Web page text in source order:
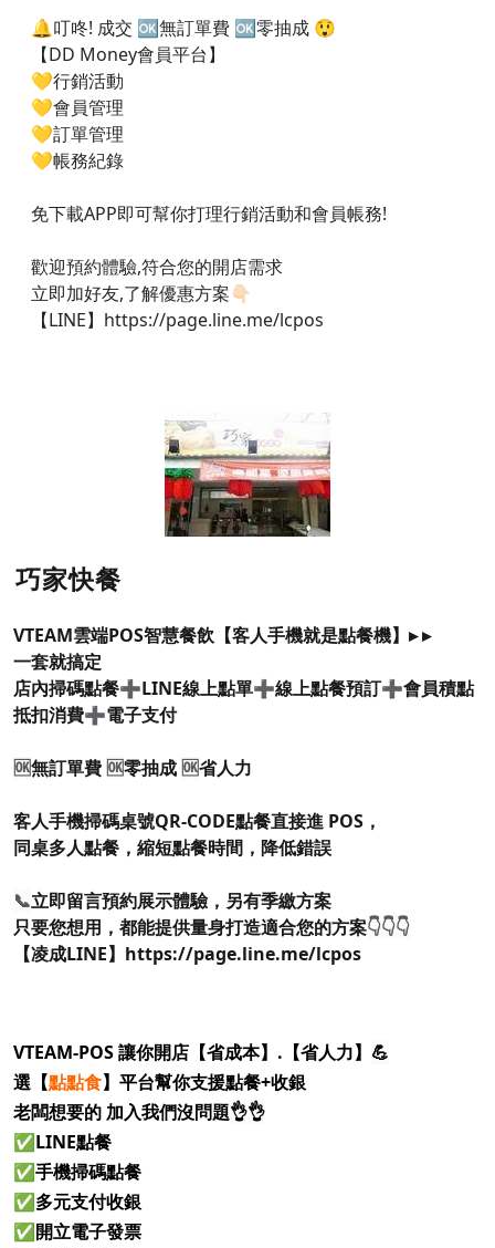
🔔叮咚! 成交 🆗無訂單費 🆗零抽成 😲
【DD Money會員平台】
💛行銷活動
💛會員管理
💛訂單管理
💛帳務紀錄
免下載APP即可幫你打理行銷活動和會員帳務!
歡迎預約體驗,符合您的開店需求
立即加好友,了解優惠方案👇🏻
【LINE】https://page.line.me/lcpos
巧家快餐
VTEAM雲端POS智慧餐飲【客人手機就是點餐機】▸ ▸
一套就搞定
店內掃碼點餐➕LINE線上點單➕線上點餐預訂➕會員積點
抵扣消費➕電子支付
🆗無訂單費 🆗零抽成 🆗省人力
客人手機掃碼桌號QR-CODE點餐直接進 POS，
同桌多人點餐，縮短點餐時間，降低錯誤
📞立即留言預約展示體驗，另有季繳方案
只要您想用，都能提供量身打造適合您的方案👇👇👇
【凌成LINE】 https://page.line.me/lcpos
VTEAM-POS 讓你開店【省成本】.【省人力】 💪
選【點點食】平台幫你支援點餐+收銀
老闆想要的 加入我們沒問題👌👌
✅LINE點餐
✅手機掃碼點餐
✅多元支付收銀
✅開立電子發票